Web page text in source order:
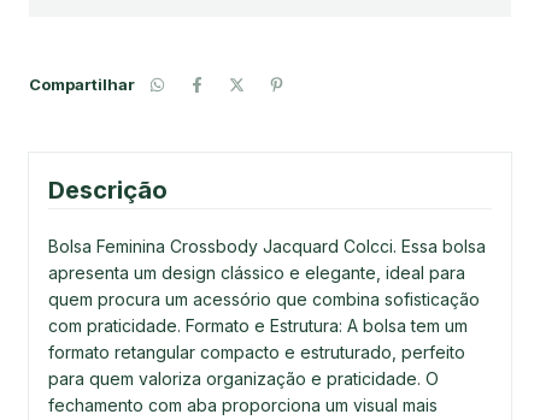
Compartilhar
Descrição
Bolsa Feminina Crossbody Jacquard Colcci. Essa bolsa
apresenta um design clássico e elegante, ideal para
quem procura um acessório que combina sofisticação
com praticidade. Formato e Estrutura: A bolsa tem um
formato retangular compacto e estruturado, perfeito
para quem valoriza organização e praticidade. O
fechamento com aba proporciona um visual mais